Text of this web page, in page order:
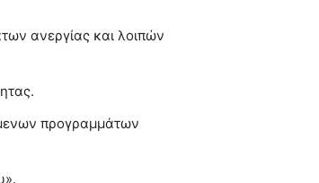
ανεργίας και λοιπών
προγραμμάτων